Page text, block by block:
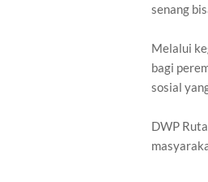
senang
Melalui
bagi
sosial
DWP